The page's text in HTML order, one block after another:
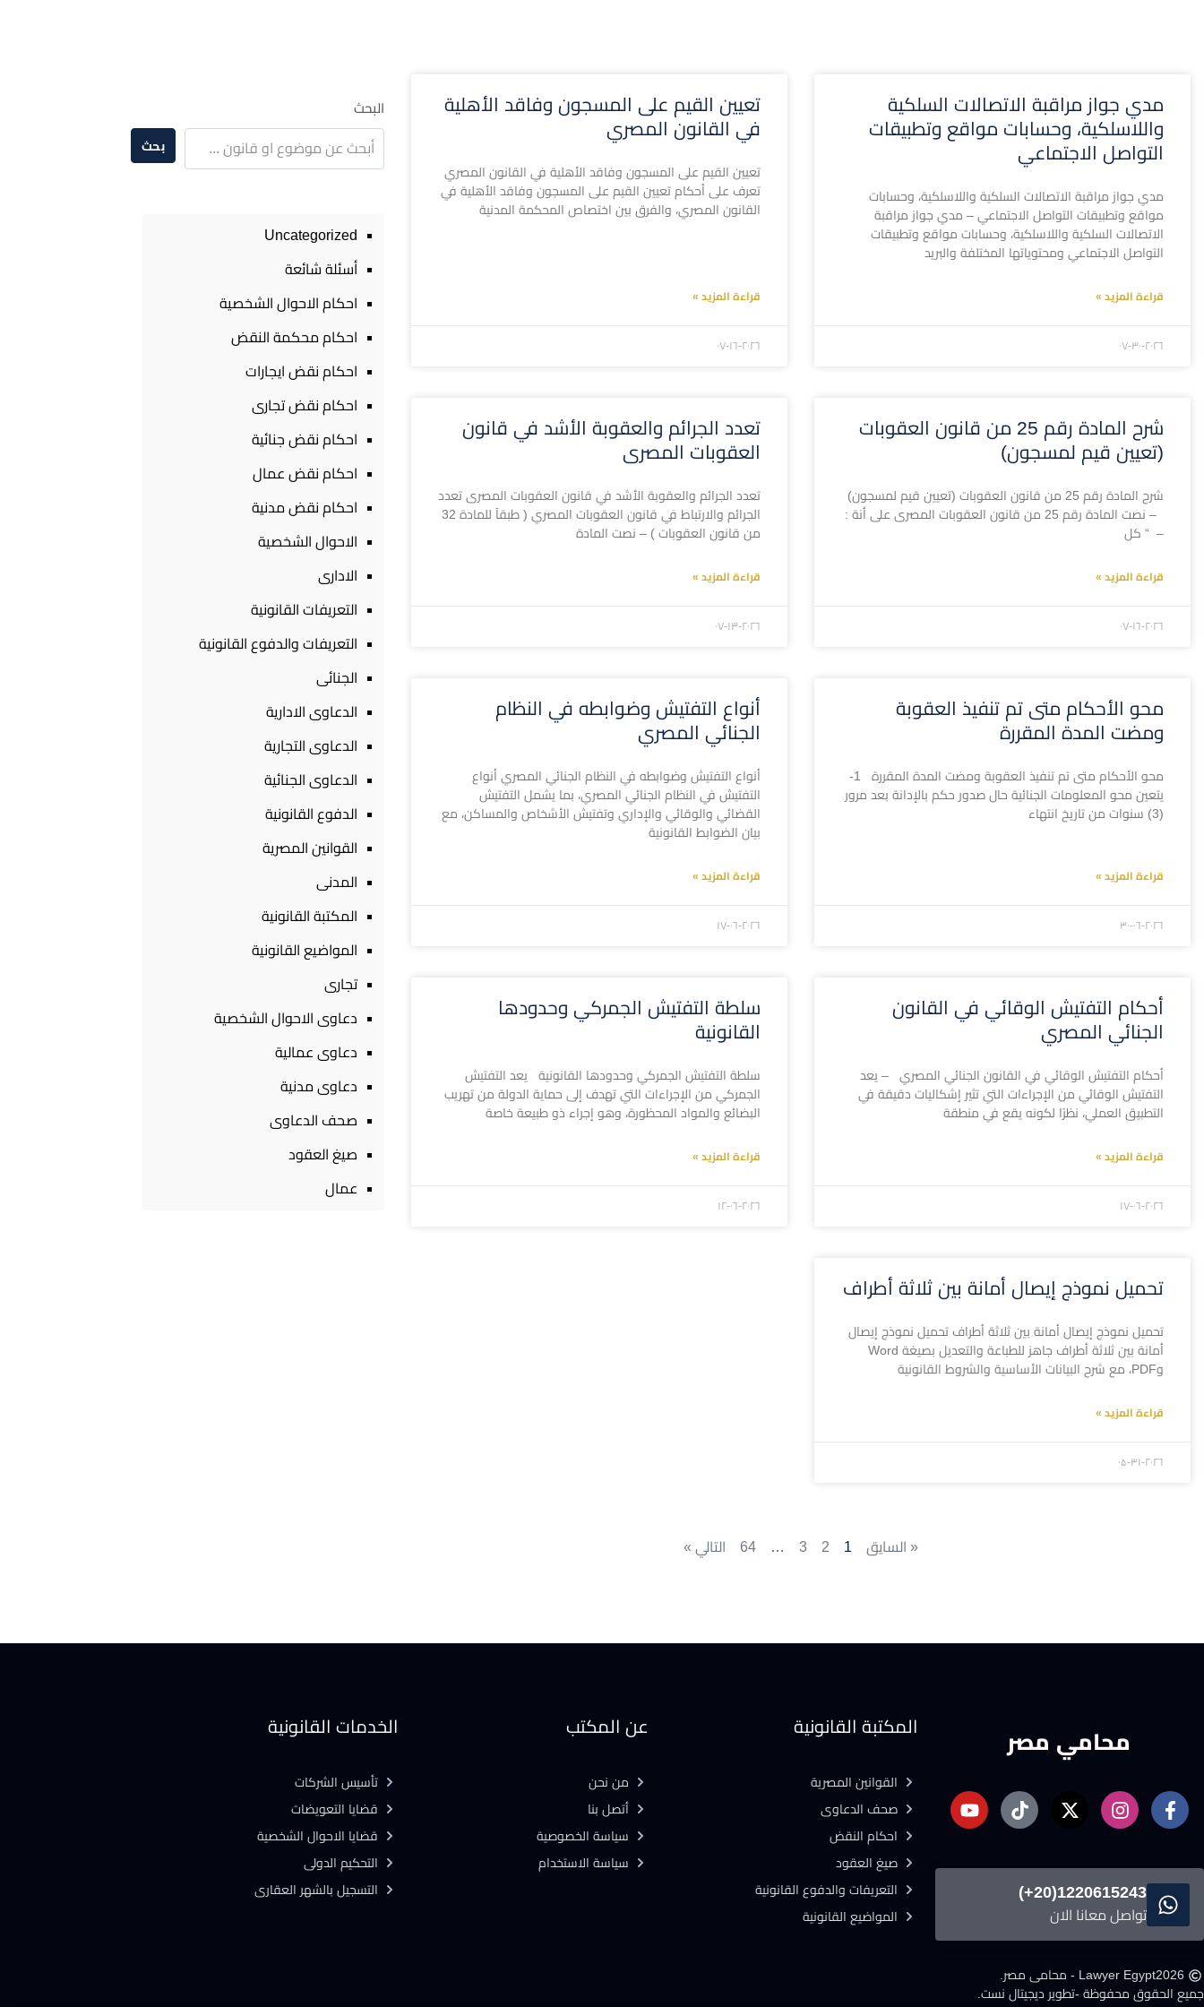
مدي جواز مراقبة الاتصالات السلكية
واللاسلكية، وحسابات مواقع وتطبيقات
التواصل الاجتماعي
مدي جواز مراقبة الاتصالات السلكية واللاسلكية، وحسابات
مواقع وتطبيقات التواصل الاجتماعي – مدي جواز مراقبة
الاتصالات السلكية واللاسلكية، وحسابات مواقع وتطبيقات
التواصل الاجتماعي ومحتوياتها المختلفة والبريد
قراءة المزيد »
۲۰۲٦-۰۷-۳۰
تعيين القيم على المسجون وفاقد الأهلية
في القانون المصري
تعيين القيم على المسجون وفاقد الأهلية في القانون المصري
تعرف على أحكام تعيين القيم على المسجون وفاقد الأهلية في
القانون المصري، والفرق بين اختصاص المحكمة المدنية
قراءة المزيد »
۲۰۲٦-۰۷-۱٦
شرح المادة رقم 25 من قانون العقوبات
(تعيين قيم لمسجون)
شرح المادة رقم 25 من قانون العقوبات (تعيين قيم لمسجون)
– نصت المادة رقم 25 من قانون العقوبات المصرى على أنة :
– “ كل
قراءة المزيد »
۲۰۲٦-۰۷-۱٦
تعدد الجرائم والعقوبة الأشد في قانون
العقوبات المصرى
تعدد الجرائم والعقوبة الأشد في قانون العقوبات المصرى تعدد
الجرائم والارتباط في قانون العقوبات المصري ( طبقآ للمادة 32
من قانون العقوبات ) – نصت المادة
قراءة المزيد »
۲۰۲٦-۰۷-۱۳
محو الأحكام متى تم تنفيذ العقوبة
ومضت المدة المقررة
محو الأحكام متى تم تنفيذ العقوبة ومضت المدة المقررة 1-
يتعين محو المعلومات الجنائية حال صدور حكم بالإدانة بعد مرور
(3) سنوات من تاريخ انتهاء
قراءة المزيد »
۲۰۲٦-۰٦-۳۰
أنواع التفتيش وضوابطه في النظام
الجنائي المصري
أنواع التفتيش وضوابطه في النظام الجنائي المصري أنواع
التفتيش في النظام الجنائي المصري، بما يشمل التفتيش
القضائي والوقائي والإداري وتفتيش الأشخاص والمساكن، مع
بيان الضوابط القانونية
قراءة المزيد »
۲۰۲٦-۰٦-۱۷
أحكام التفتيش الوقائي في القانون
الجنائي المصري
أحكام التفتيش الوقائي في القانون الجنائي المصري – يعد
التفتيش الوقائي من الإجراءات التي تثير إشكاليات دقيقة في
التطبيق العملي، نظرًا لكونه يقع في منطقة
قراءة المزيد »
۲۰۲٦-۰٦-۱۷
سلطة التفتيش الجمركي وحدودها
القانونية
سلطة التفتيش الجمركي وحدودها القانونية يعد التفتيش
الجمركي من الإجراءات التي تهدف إلى حماية الدولة من تهريب
البضائع والمواد المحظورة، وهو إجراء ذو طبيعة خاصة
قراءة المزيد »
۲۰۲٦-۰٦-۱۲
تحميل نموذج إيصال أمانة بين ثلاثة أطراف
تحميل نموذج إيصال أمانة بين ثلاثة أطراف تحميل نموذج إيصال
أمانة بين ثلاثة أطراف جاهز للطباعة والتعديل بصيغة Word
وPDF، مع شرح البيانات الأساسية والشروط القانونية
قراءة المزيد »
۲۰۲٦-۰۵-۳۱
« السايق 1
2
3
…
64 التالي »
البحث
بحث
Uncategorized
أسئلة شائعة
احكام الاحوال الشخصية
احكام محكمة النقض
احكام نقض ايجارات
احكام نقض تجارى
احكام نقض جنائية
احكام نقض عمال
احكام نقض مدنية
الاحوال الشخصية
الادارى
التعريفات القانونية
التعريفات والدفوع القانونية
الجنائى
الدعاوى الادارية
الدعاوى التجارية
الدعاوى الجنائية
الدفوع القانونية
القوانين المصرية
المدنى
المكتبة القانونية
المواضيع القانونية
تجارى
دعاوى الاحوال الشخصية
دعاوى عمالية
دعاوى مدنية
صحف الدعاوى
صيغ العقود
عمال
محامي مصر
1220615243(20+)
تواصل معانا الان
2026Lawyer Egypt - محامى مصر.
جميع الحقوق محفوظة -تطوير ديجيتال نست.
المكتبة القانونية
القوانين المصرية
صحف الدعاوى
احكام النقض
صيغ العقود
التعريفات والدفوع القانونية
المواضيع القانونية
عن المكتب
من نحن
أتصل بنا
سياسة الخصوصية
سياسة الاستخدام
الخدمات القانونية
تأسيس الشركات
قضايا التعويضات
قضايا الاحوال الشخصية
التحكيم الدولى
التسجيل بالشهر العقارى